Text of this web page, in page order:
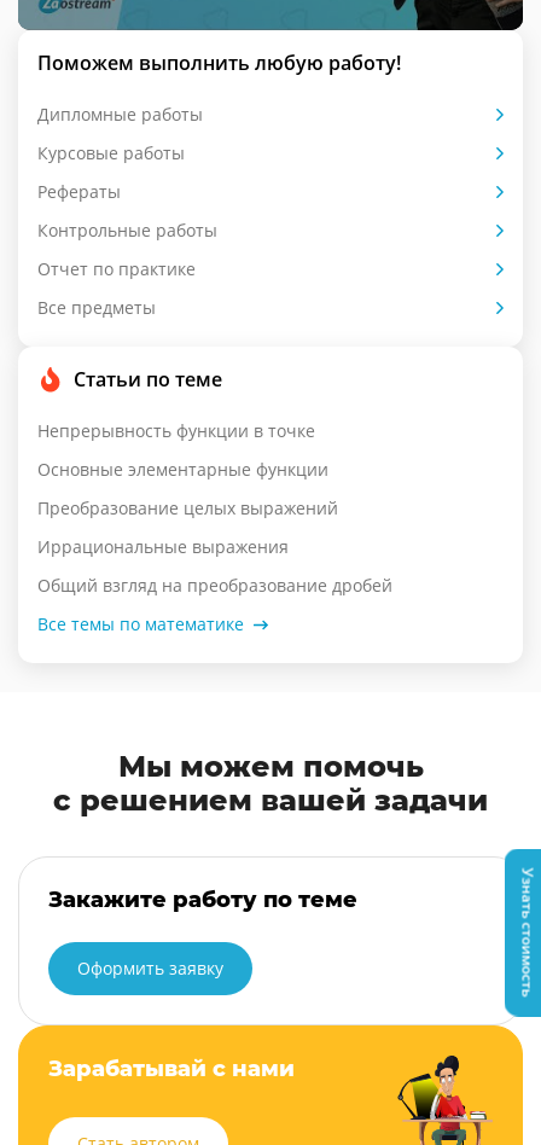
Поможем выполнить любую работу!
Дипломные работы
Курсовые работы
Рефераты
Контрольные работы
Отчет по практике
Все предметы
Статьи по теме
Непрерывность функции в точке
Основные элементарные функции
Преобразование целых выражений
Иррациональные выражения
Общий взгляд на преобразование дробей
Все темы по математике
Мы можем помочь
с решением вашей задачи
Закажите работу по теме
Оформить заявку
Зарабатывай с нами
Узнать стоимость